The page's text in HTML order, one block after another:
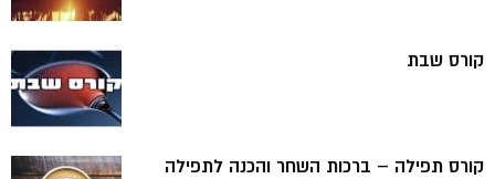
קורס שבת
קורס תפילה – ברכות השחר והכנה לתפילה